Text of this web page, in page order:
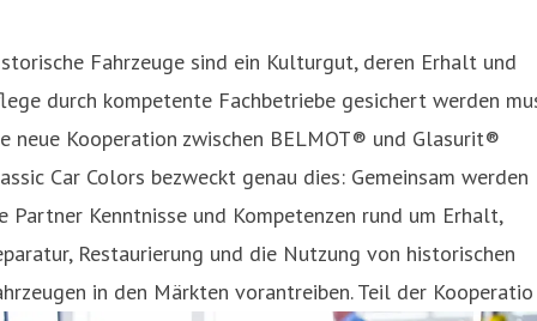
Fahrzeuge sind ein Kulturgut, deren Erhalt und
durch kompetente Fachbetriebe gesichert werden
neue Kooperation zwischen BELMOT® und Glasurit®
Car Colors bezweckt genau dies: Gemeinsam werden
Partner Kenntnisse und Kompetenzen rund um Erhalt,
Restaurierung und die Nutzung von historischen
in den Märkten vorantreiben. Teil der Kooperatio